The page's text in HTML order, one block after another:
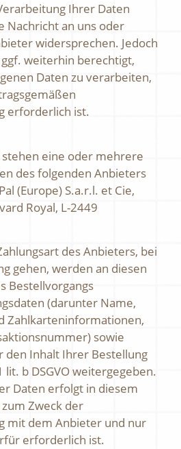
Ihrer Daten
Nachricht an uns oder
widersprechen. Jedoch
weiterhin berechtigt,
Daten zu verarbeiten,
erforderlich ist.
eine oder mehrere
des folgenden Anbieters
(Europe) S.a.r.l. et Cie,
Royal, L-2449
des Anbieters, bei
gehen, werden an diesen
Bestellvorgangs
(darunter Name,
Zahlkarteninformationen,
sowie
Inhalt Ihrer Bestellung
lit. b DSGVO weitergegeben.
Daten erfolgt in diesem
Zweck der
mit dem Anbieter und nur
erforderlich ist.